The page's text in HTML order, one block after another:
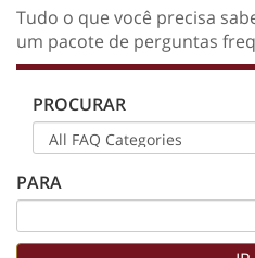
Tudo o que você precisa
um pacote de perguntas
PROCURAR
PARA